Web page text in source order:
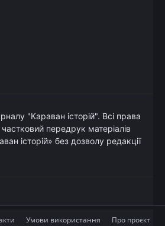
"Караван історій". Всі права
передрук матеріалів
історій» без дозволу редакції
Умови використання Про проєкт